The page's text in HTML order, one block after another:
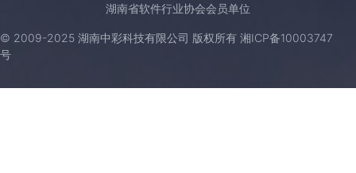
湖南省软件行业协会会员单位
© 2009-2025 湖南中彩科技有限公司 版权所有 湘ICP备10003747
号